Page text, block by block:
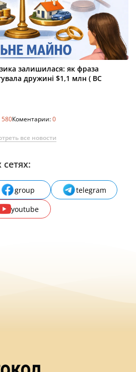
залишилася: як фраза
дружині $1,1 млн ( ВС
580Коментарии:0
все новости
group
telegram
youtube